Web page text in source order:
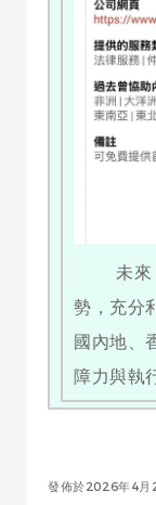
未來，
勢，充分
國內地、
障力與執
發佈於2026年4月